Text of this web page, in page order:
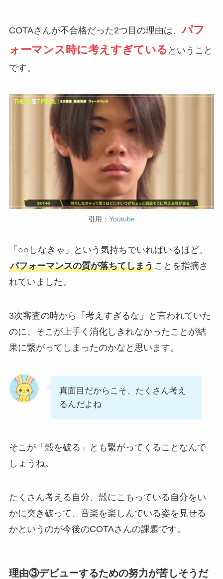
COTAさんが不合格だった2つ目の理由は、パフ
ォーマンス時に考えすぎている ということ
です。
引用： Youtube
「○○しなきゃ」という気持ちでいればいるほど、
パフォーマンスの質が落ちてしまうことを指摘さ
れていました。
3次審査の時から「考えすぎるな」と言われていた
のに、そこが上手く消化しきれなかったことが結
果に繋がってしまったのかなと思います。
真面目だからこそ、たくさん考え
るんだよね
そこが「殻を破る」とも繋がってくることなんで
しょうね。
たくさん考える自分、殻にこもっている自分をい
かに突き破って、音楽を楽しんでいる姿を見せる
かというのが今後のCOTAさんの課題です。
理由③デビューするための努力が苦しそうだ